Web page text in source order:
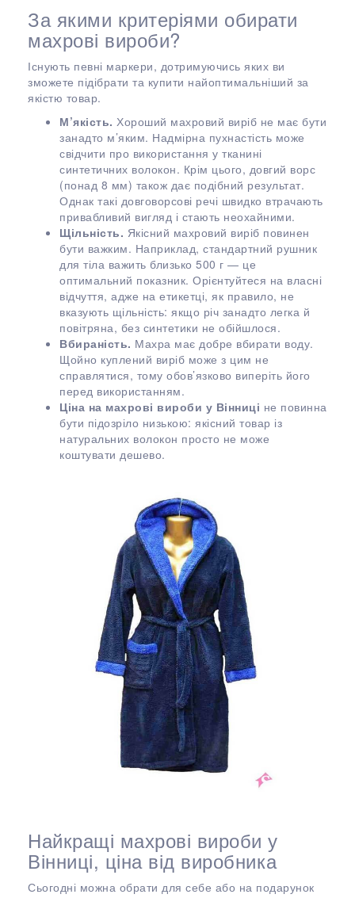
За якими критеріями обирати
махрові вироби?
Існують певні маркери, дотримуючись яких ви
зможете підібрати та купити найоптимальніший за
якістю товар.
М’якість. Хороший махровий виріб не має бути
занадто м’яким. Надмірна пухнастість може
свідчити про використання у тканині
синтетичних волокон. Крім цього, довгий ворс
(понад 8 мм) також дає подібний результат.
Однак такі довговорсові речі швидко втрачають
привабливий вигляд і стають неохайними.
Щільність. Якісний махровий виріб повинен
бути важким. Наприклад, стандартний рушник
для тіла важить близько 500 г — це
оптимальний показник. Орієнтуйтеся на власні
відчуття, адже на етикетці, як правило, не
вказують щільність: якщо річ занадто легка й
повітряна, без синтетики не обійшлося.
Вбираність. Махра має добре вбирати воду.
Щойно куплений виріб може з цим не
справлятися, тому обов’язково виперіть його
перед використанням.
Ціна на махрові вироби у Вінниці не повинна
бути підозріло низькою: якісний товар із
натуральних волокон просто не може
коштувати дешево.
Найкращі махрові вироби у
Вінниці, ціна від виробника
Сьогодні можна обрати для себе або на подарунок